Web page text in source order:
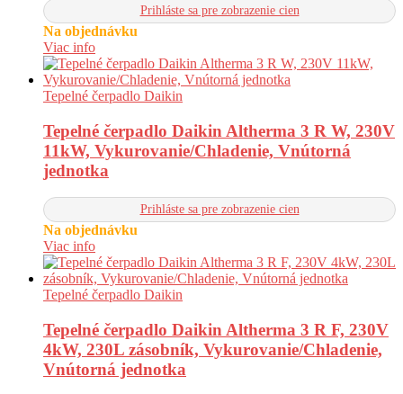
Prihláste sa pre zobrazenie cien
Na objednávku
Viac info
Tepelné čerpadlo Daikin
Tepelné čerpadlo Daikin Altherma 3 R W, 230V
11kW, Vykurovanie/Chladenie, Vnútorná
jednotka
Prihláste sa pre zobrazenie cien
Na objednávku
Viac info
Tepelné čerpadlo Daikin
Tepelné čerpadlo Daikin Altherma 3 R F, 230V
4kW, 230L zásobník, Vykurovanie/Chladenie,
Vnútorná jednotka